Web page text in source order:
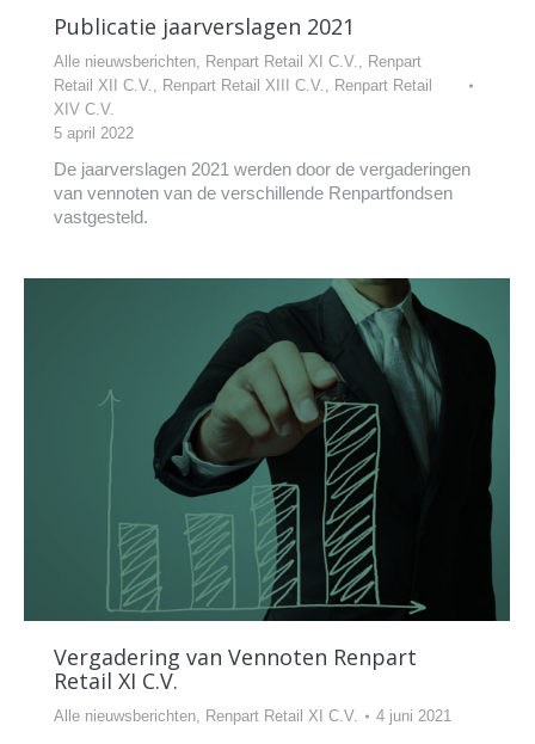
Publicatie jaarverslagen 2021
Alle nieuwsberichten, Renpart Retail XI C.V., Renpart
Retail XII C.V., Renpart Retail XIII C.V., Renpart Retail
XIV C.V.
5 april 2022
De jaarverslagen 2021 werden door de vergaderingen
van vennoten van de verschillende Renpartfondsen
vastgesteld.
Vergadering van Vennoten Renpart
Retail XI C.V.
Alle nieuwsberichten, Renpart Retail XI C.V. 4 juni 2021